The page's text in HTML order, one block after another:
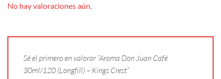
No hay valoraciones aún.
Sé el primero en valorar “Aroma Don Juan Café
30ml/120 (Longfill) – Kings Crest”